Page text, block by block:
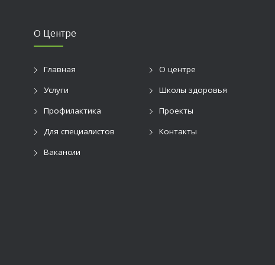
О Центре
Главная
О центре
Услуги
Школы здоровья
Профилактика
Проекты
Для специалистов
Контакты
Вакансии